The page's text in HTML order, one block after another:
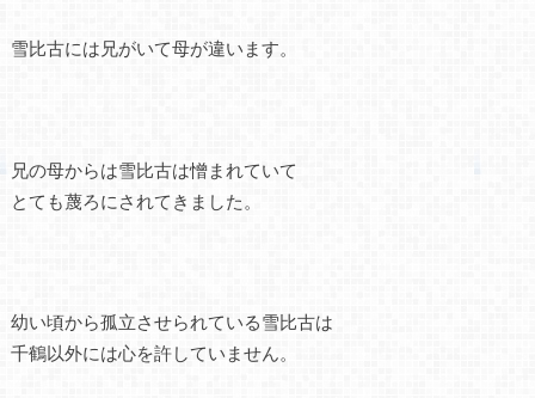
雪比古には兄がいて母が違います。
兄の母からは雪比古は憎まれていて
とても蔑ろにされてきました。
幼い頃から孤立させられている雪比古は
千鶴以外には心を許していません。